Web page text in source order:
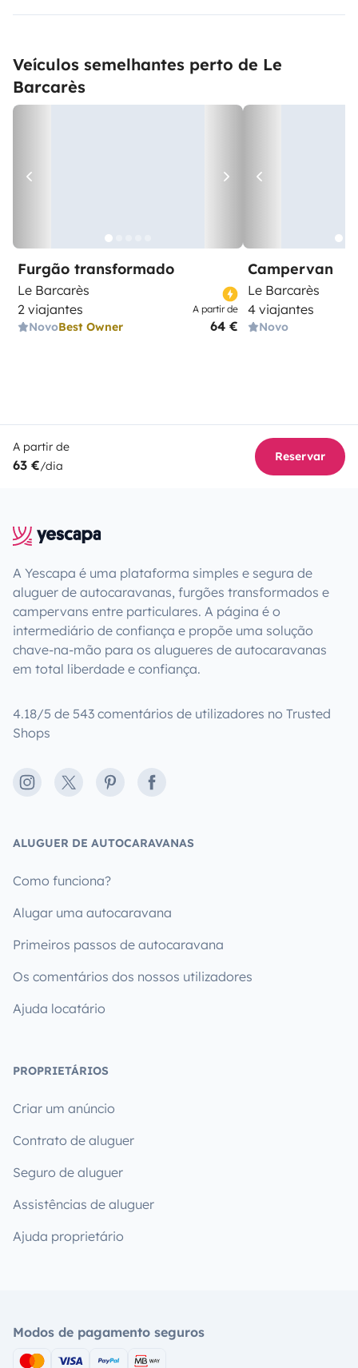
Veículos semelhantes perto de Le
Barcarès
Furgão transformado
Le Barcarès
2 viajantes
NovoBest Owner
A partir de
64 €
Campervan
Le Barcarès
4 viajantes
Novo
A partir de
63 €/dia
Reservar
A Yescapa é uma plataforma simples e segura de
aluguer de autocaravanas, furgões transformados e
campervans entre particulares. A página é o
intermediário de confiança e propõe uma solução
chave-na-mão para os alugueres de autocaravanas
em total liberdade e confiança.
4.18/5 de 543 comentários de utilizadores no Trusted
Shops
Instagram
X PinterestFacebook
ALUGUER DE AUTOCARAVANAS
Como funciona?
Alugar uma autocaravana
Primeiros passos de autocaravana
Os comentários dos nossos utilizadores
Ajuda locatário
PROPRIETÁRIOS
Criar um anúncio
Contrato de aluguer
Seguro de aluguer
Assistências de aluguer
Ajuda proprietário
Modos de pagamento seguros